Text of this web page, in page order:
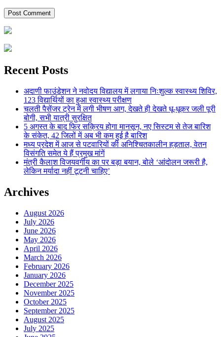
Recent Posts
अदाणी फाउंडेशन ने नवोदय विद्यालय में लगाया निःशुल्क स्वास्थ्य शिविर,
123 विद्यार्थियों का हुआ स्वास्थ्य परीक्षण
चलती पैसेंजर ट्रेन में लगी भीषण आग, देखते ही देखते धू-धूकर जली पूरी
बोगी, सभी यात्री सुरक्षित
5 अगस्त के बाद फिर सक्रिय होगा मानसून, नए सिस्टम से तेज बारिश
के संकेत, 42 जिलों में अब भी कम हुई है बारिश
मध्य प्रदेश में आज से पटवारियों की अनिश्चितकालीन हड़ताल, वेतन
विसंगति समेत ये हैं प्रमुख मांगें
मंत्री कैलाश विजयवर्गीय का पर बड़ा बयान, बोले ‘आंदोलन जरूरी है,
लेकिन मर्यादा नहीं टूटनी चाहिए’
Archives
August 2026
July 2026
June 2026
May 2026
April 2026
March 2026
February 2026
January 2026
December 2025
November 2025
October 2025
September 2025
August 2025
July 2025